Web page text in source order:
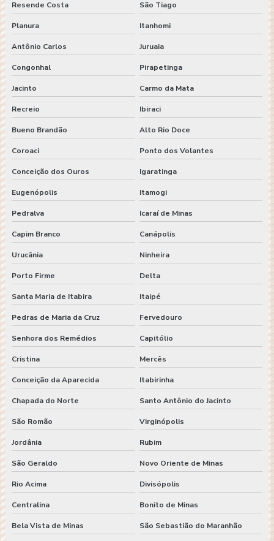
Resende Costa São Tiago
Planura Itanhomi
Antônio Carlos Juruaia
Congonhal Pirapetinga
Jacinto Carmo da Mata
Recreio Ibiraci
Bueno Brandão Alto Rio Doce
Coroaci Ponto dos Volantes
Conceição dos Ouros Igaratinga
Eugenópolis Itamogi
Pedralva Icaraí de Minas
Capim Branco Canápolis
Urucânia Ninheira
Porto Firme Delta
Santa Maria de Itabira Itaipé
Pedras de Maria da Cruz Fervedouro
Senhora dos Remédios Capitólio
Cristina Mercês
Conceição da Aparecida Itabirinha
Chapada do Norte Santo Antônio do Jacinto
São Romão Virginópolis
Jordânia Rubim
São Geraldo Novo Oriente de Minas
Rio Acima Divisópolis
Centralina Bonito de Minas
Bela Vista de Minas São Sebastião do Maranhão